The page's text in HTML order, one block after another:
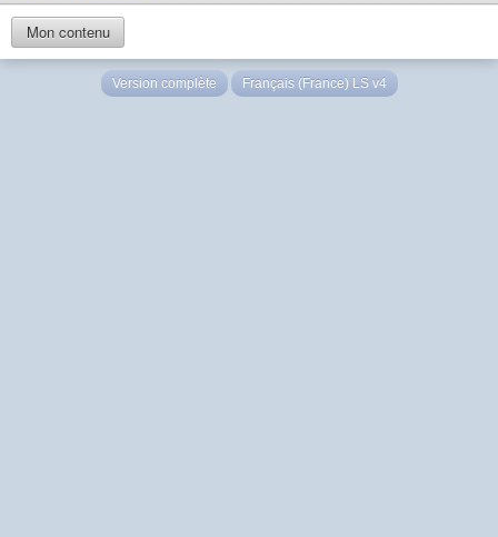
Mon contenu
Version complète Français (France) LS v4